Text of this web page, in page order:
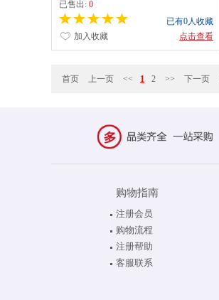
已售出: 0
已有0人收藏
点击查看
加入收藏
首页 上一页 << 1 2 >> 下一页
购物指南
注册会员
购物流程
注册帮助
客服联系